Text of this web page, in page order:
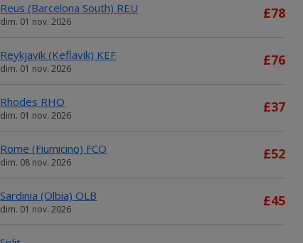
Reus (Barcelona South) REU
dim. 01 nov. 2026
£78
Reykjavik (Keflavik) KEF
dim. 01 nov. 2026
£76
Rhodes RHO
dim. 01 nov. 2026
£37
Rome (Fiumicino) FCO
dim. 08 nov. 2026
£52
Sardinia (Olbia) OLB
dim. 01 nov. 2026
£45